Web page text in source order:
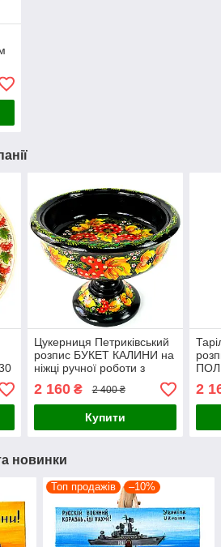
Цукерниця Петриківський
розпис БУКЕТ КАЛИНИ на
ніжці ручної роботи з
дерева 23 см Український
сувенір
2 160₴ 2 400 ₴
Купити
см
2
новинки
Топ продажів –10%